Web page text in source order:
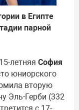
в Египте
парной
летняя София
юниорского
вторую
Эль-Герби (332
с 17-